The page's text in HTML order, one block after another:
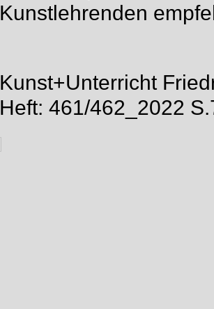
Kunstlehrenden
Kunst+Unterricht
Heft: 461/462_2022